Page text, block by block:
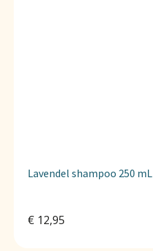
Lavendel shampoo 250 mL
€ 12,95